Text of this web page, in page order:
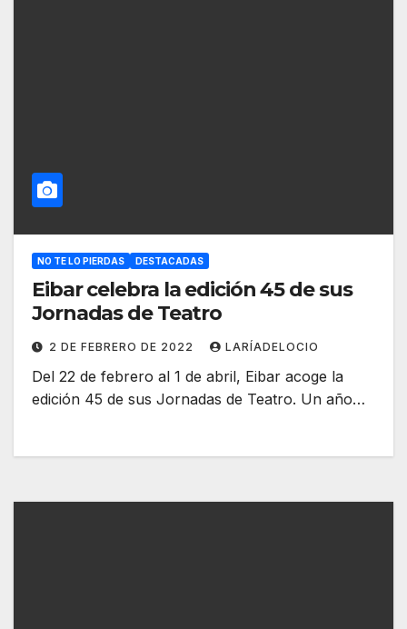
NO TE LO PIERDAS DESTACADAS
Eibar celebra la edición 45 de sus
Jornadas de Teatro
2 DE FEBRERO DE 2022 LARÍADELOCIO
Del 22 de febrero al 1 de abril, Eibar acoge la
edición 45 de sus Jornadas de Teatro. Un año…